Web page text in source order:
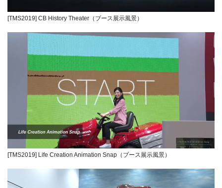
[TMS2019] CB History Theater（ブース展示風景）
[TMS2019] Life Creation Animation Snap（ブース展示風景）